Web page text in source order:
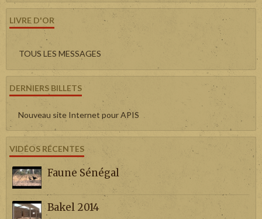
LIVRE D'OR
TOUS LES MESSAGES
DERNIERS BILLETS
Nouveau site Internet pour APIS
VIDÉOS RÉCENTES
Faune Sénégal
Bakel 2014